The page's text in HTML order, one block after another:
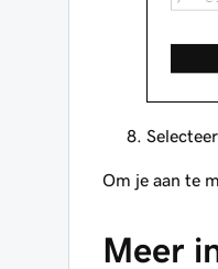
Selecteer
Om je aan te
Meer